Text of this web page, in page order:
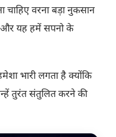
वरना बड़ा नुकसान
और यह हमें सपनो के
भारी लगता है क्योंकि
तुरंत संतुलित करने की